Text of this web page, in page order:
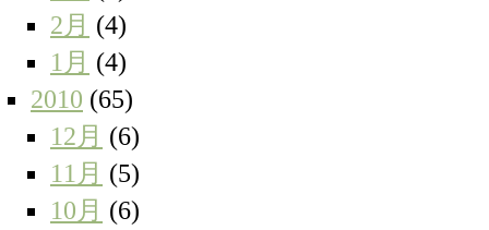
2月 (4)
1月 (4)
2010 (65)
12月 (6)
11月 (5)
10月 (6)